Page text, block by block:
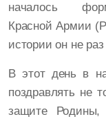
началось
Красной Армии
истории он не
В этот день в
поздравлять не
защите